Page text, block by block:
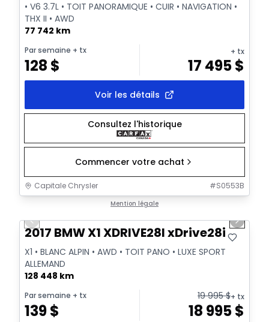
• V6 3.7L • TOIT PANORAMIQUE • CUIR • NAVIGATION •
THX II • AWD
77 742 km
Par semaine + tx
128 $
+ tx
17 495$
Voir les détails
Consultez l'historique
Commencer votre achat
Capitale Chrysler #S0553B
Mention légale
Vidéo disponible
Previous slide Next
2017 BMW X1 XDRIVE28I xDrive28i
X1 • BLANC ALPIN • AWD • TOIT PANO • LUXE SPORT
ALLEMAND
128 448 km
Par semaine + tx
139$
19 995$+ tx
18 995$